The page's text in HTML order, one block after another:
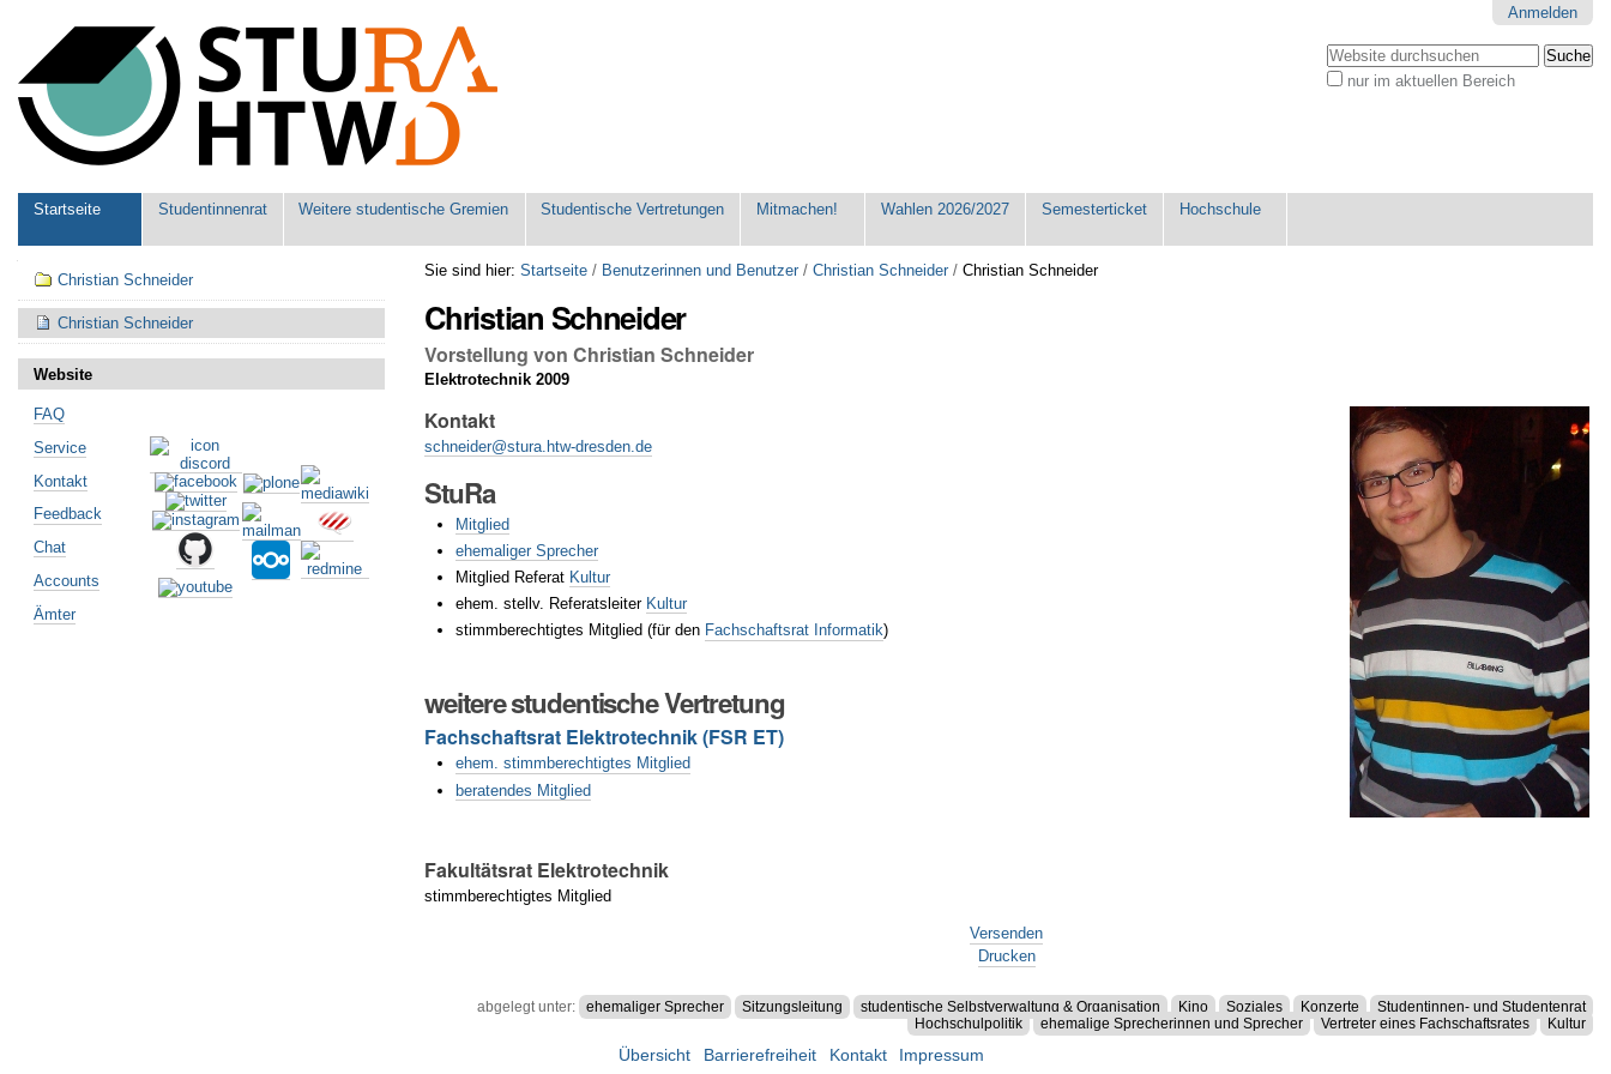
Werkzeuge
Anmelden
Website durchsuchen
nur im aktuellen Bereich
Sektionen
Startseite Studentinnenrat Weitere studentische Gremien Studentische Vertretungen Mitmachen! Wahlen 2026/2027 Semesterticket Hochschule
Sie sind hier: Startseite / Benutzerinnen und Benutzer /Christian Schneider /Christian Schneider
Christian Schneider
Vorstellung von Christian Schneider
Elektrotechnik 2009
Kontakt
schneider@stura.htw-dresden.de
StuRa
Mitglied
ehemaliger Sprecher
Mitglied Referat Kultur
ehem. stellv. Referatsleiter Kultur
stimmberechtigtes Mitglied (für den Fachschaftsrat Informatik)
weitere studentische Vertretung
Fachschaftsrat Elektrotechnik (FSR ET)
ehem. stimmberechtigtes Mitglied
beratendes Mitglied
Fakultätsrat Elektrotechnik
stimmberechtigtes Mitglied
Versenden
Drucken
abgelegt unter: ehemaliger Sprecher Sitzungsleitung studentische Selbstverwaltung & Organisation Kino Soziales Konzerte
Studentinnen- und Studentenrat
Hochschulpolitik
ehemalige Sprecherinnen und Sprecher Vertreter eines Fachschaftsrates Kultur
Navigation
Christian Schneider
Christian Schneider
Website
FAQ
Service
Kontakt
Feedback
Chat
Accounts
Ämter
Übersicht Barrierefreiheit Kontakt Impressum